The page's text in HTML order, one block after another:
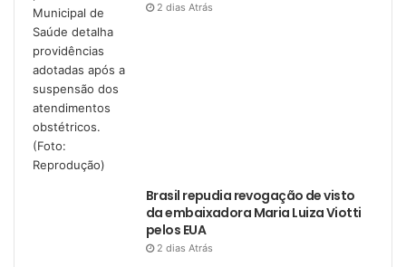
2 dias Atrás
Brasil repudia revogação de visto
da embaixadora Maria Luiza Viotti
pelos EUA
2 dias Atrás